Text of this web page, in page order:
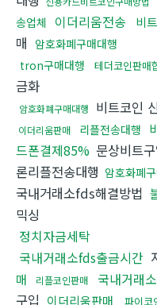
송업체 이더리움전송 비
매 암호화폐구매대행
tron구매대행
테더코인판매
금화
암호화폐구매대행 비트코인
이더리움판매 리플전송대행
드폰결제85% 문상비트
론리플전송대행 암호화폐
국내거래소fds해결방법
믹싱
정치자금세탁
국내거래소fds출금시간
매
리플코인판매 국내거래
구입 이더리움판매
파이코